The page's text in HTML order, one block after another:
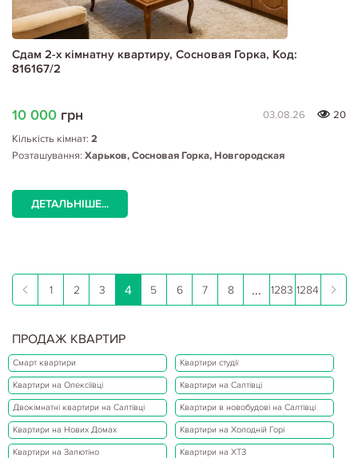
Сдам 2-х кімнатну квартиру, Сосновая Горка, Код:
816167/2
10 000 грн 03.08.26
20
Кількість кімнат: 2
Розташування: Харьков, Сосновая Горка, Новгородская
ДЕТАЛЬНІШЕ...
1 2 3 4 5 6 7 8 ... 1283 1284
ПРОДАЖ КВАРТИР
Смарт квартири Квартири студії
Квартири на Олексіївці Квартири на Салтівці
Двокімнатні квартири на Салтівці Квартири в новобудові на Салтівці
Квартири на Нових Домах Квартири на Холодній Горі
Квартири на Залютіно Квартири на ХТЗ